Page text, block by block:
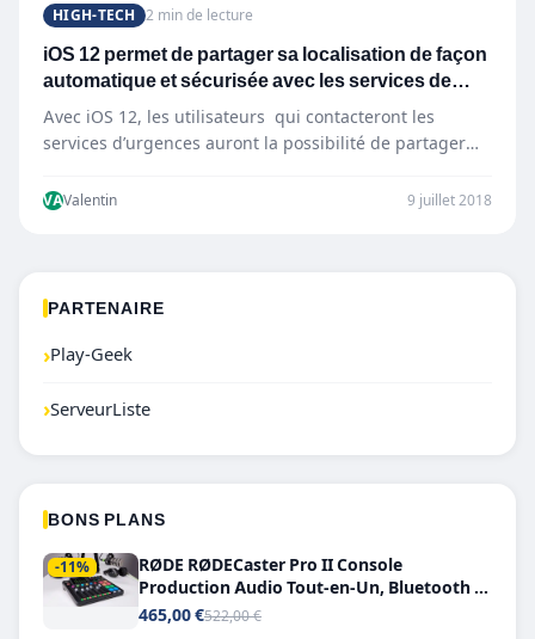
HIGH-TECH 2 min de lecture
iOS 12 permet de partager sa localisation de façon
automatique et sécurisée avec les services de
secours
Avec iOS 12, les utilisateurs qui contacteront les
services d’urgences auront la possibilité de partager
VAValentin 9 juillet 2018
PARTENAIRE
›Play-Geek
›ServeurListe
BONS PLANS
-11%
RØDE RØDECaster Pro II Console
Production Audio Tout-en-Un, Bluetooth et
Double USB-C
465,00 €522,00 €